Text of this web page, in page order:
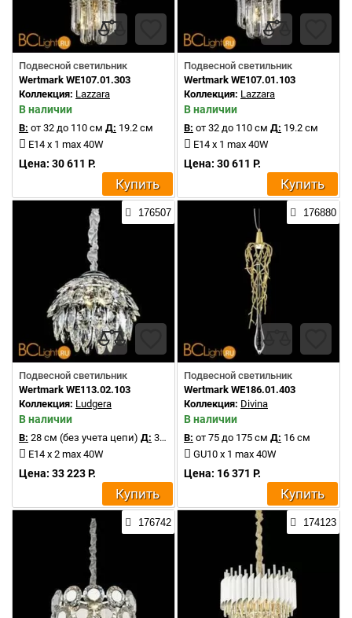
Подвесной светильник
Wertmark WE107.01.303
Коллекция: Lazzara
В наличии
В: от 32 до 110 см Д: 19.2 см
E14 x 1 max 40W
Цена: 30 611 Р.
Купить
Подвесной светильник
Wertmark WE107.01.103
Коллекция: Lazzara
В наличии
В: от 32 до 110 см Д: 19.2 см
E14 x 1 max 40W
Цена: 30 611 Р.
Купить
176507
Подвесной светильник
Wertmark WE113.02.103
Коллекция: Ludgera
В наличии
В: 28 см (без учета цепи) Д: 30 см
E14 x 2 max 40W
Цена: 33 223 Р.
Купить
176880
Подвесной светильник
Wertmark WE186.01.403
Коллекция: Divina
В наличии
В: от 75 до 175 см Д: 16 см
GU10 x 1 max 40W
Цена: 16 371 Р.
Купить
176742 174123